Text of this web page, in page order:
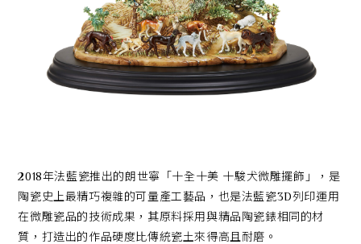
2018年法藍瓷推出的朗世寧「十全十美 十駿犬微雕擺飾」，是
陶瓷史上最精巧複雜的可量產工藝品，也是法藍瓷3D列印運用
在微雕瓷品的技術成果，其原料採用與精品陶瓷錶相同的材
質，打造出的作品硬度比傳統瓷土來得高且耐磨。